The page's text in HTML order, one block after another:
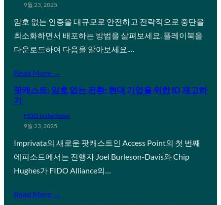
9월 23, 2025
암호 없는 인증을 대규모로 안전하고 전략적으로 중단을
최소화하면서 배포하는 방법을 살펴보세요. 플레이북을
다운로드하여 다음을 알아보세요.…
Read More →
팟캐스트: 암호 없는 전환: 현대 기업을 위한 ID 재고하
기
FIDO in the News
9월 23, 2025
Imprivata의 새로운 팟캐스트인 Access Point의 첫 번째
에피소드에서는 진행자 Joel Burleson-Davis와 Chip
Hughes가 FIDO Alliance의…
Read More →